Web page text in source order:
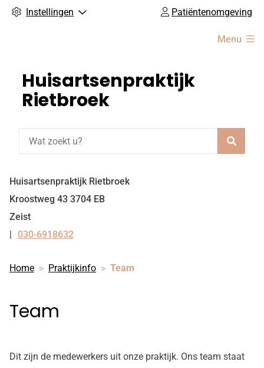
Instellingen Patiëntenomgeving
Menu
Huisartsenpraktijk
Rietbroek
Huisartsenpraktijk Rietbroek
Kroostweg 43 3704 EB
Zeist
Tel:
030-6918632
Home Praktijkinfo Team
Team
Dit zijn de medewerkers uit onze praktijk. Ons team staat